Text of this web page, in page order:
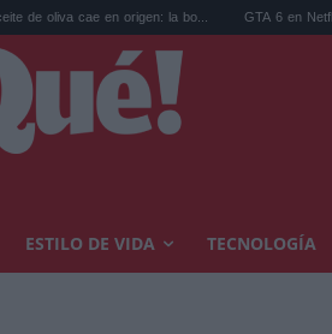
origen: la bo... GTA 6 en Netflix: las reservas
ESTILO DE VIDA TECNOLOGÍA